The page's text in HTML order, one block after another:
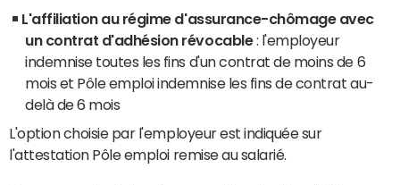
L'affiliation au régime d'assurance-chômage avec
un contrat d'adhésion révocable: l'employeur
indemnise toutes les fins d'un contrat de moins de 6
mois et Pôle emploi indemnise les fins de contrat au-
delà de 6 mois
L'option choisie par l'employeur est indiquée sur
l'attestation Pôle emploi remise au salarié.